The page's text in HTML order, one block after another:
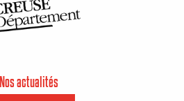
Nos actualités